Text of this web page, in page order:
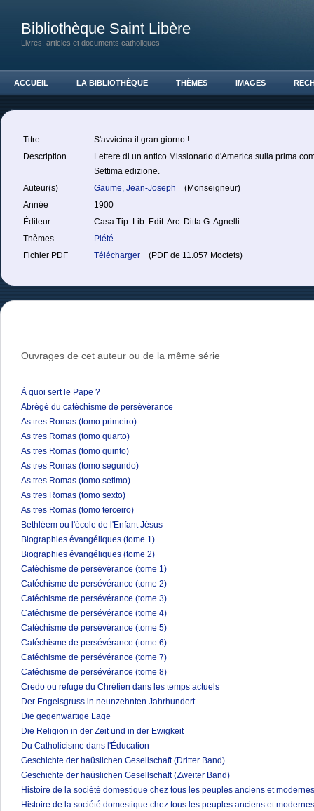
Bibliothèque Saint Libère
Livres, articles et documents catholiques
ACCUEIL LA BIBLIOTHÈQUE THÈMES IMAGES
Titre
S'avvicina il gran giorno !
Description
Lettere di un antico Missionario d'America sulla prima
Settima edizione.
Auteur(s)
Gaume, Jean-Joseph
(Monseigneur)
Année
1900
Éditeur
Casa Tip. Lib. Edit. Arc. Ditta G. Agnelli
Thèmes
Piété
Fichier PDF
Télécharger (PDF de 11.057 Moctets)
Ouvrages de cet auteur ou de la même série
À quoi sert le Pape ?
Abrégé du catéchisme de persévérance
As tres Romas (tomo primeiro)
As tres Romas (tomo quarto)
As tres Romas (tomo quinto)
As tres Romas (tomo segundo)
As tres Romas (tomo setimo)
As tres Romas (tomo sexto)
As tres Romas (tomo terceiro)
Bethléem ou l'école de l'Enfant Jésus
Biographies évangéliques (tome 1)
Biographies évangéliques (tome 2)
Catéchisme de persévérance (tome 1)
Catéchisme de persévérance (tome 2)
Catéchisme de persévérance (tome 3)
Catéchisme de persévérance (tome 4)
Catéchisme de persévérance (tome 5)
Catéchisme de persévérance (tome 6)
Catéchisme de persévérance (tome 7)
Catéchisme de persévérance (tome 8)
Credo ou refuge du Chrétien dans les temps actuels
Der Engelsgruss in neunzehnten Jahrhundert
Die gegenwärtige Lage
Die Religion in der Zeit und in der Ewigkeit
Du Catholicisme dans l'Éducation
Geschichte der haüslichen Gesellschaft (Dritter Band)
Geschichte der haüslichen Gesellschaft (Zweiter Band)
Histoire de la société domestique chez tous les peuples anciens et
Histoire de la société domestique chez tous les peuples anciens et